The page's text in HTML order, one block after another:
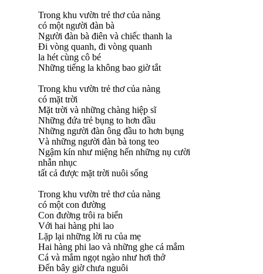
Trong khu vườn trẻ thơ của nàng
có một người đàn bà
Người đàn bà điên và chiếc thanh la
Đi vòng quanh, đi vòng quanh
la hét cùng cô bé
Những tiếng la không bao giờ tắt
Trong khu vườn trẻ thơ của nàng
có mặt trời
Mặt trời và những chàng hiệp sĩ
Những đứa trẻ bụng to hơn đầu
Những người đàn ông đầu to hơn bụng
Và những người đàn bà tong teo
Ngậm kín như miệng hến những nụ cười
nhẫn nhục
tất cả được mặt trời nuôi sống
Trong khu vườn trẻ thơ của nàng
có một con đường
Con đường trôi ra biển
Với hai hàng phi lao
Lặp lại những lời ru của mẹ
Hai hàng phi lao và những ghe cá mắm
Cá và mắm ngọt ngào như hơi thở
Đến bây giờ chưa nguôi